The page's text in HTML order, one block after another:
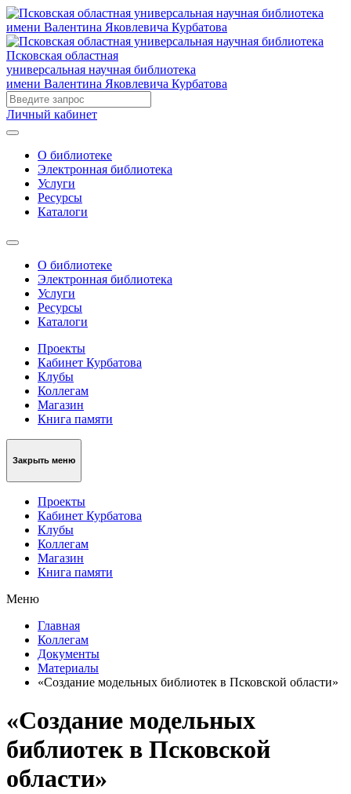
Псковская областная
универсальная научная библиотека
имени Валентина Яковлевича Курбатова
Личный кабинет
О библиотеке
Электронная библиотека
Услуги
Ресурсы
Каталоги
О библиотеке
Электронная библиотека
Услуги
Ресурсы
Каталоги
Проекты
Кабинет Курбатова
Клубы
Коллегам
Магазин
Книга памяти
Закрыть меню
Проекты
Кабинет Курбатова
Клубы
Коллегам
Магазин
Книга памяти
Меню
Главная
Коллегам
Документы
Материалы
«Создание модельных библиотек в Псковской области»
«Создание модельных
библиотек в Псковской
области»